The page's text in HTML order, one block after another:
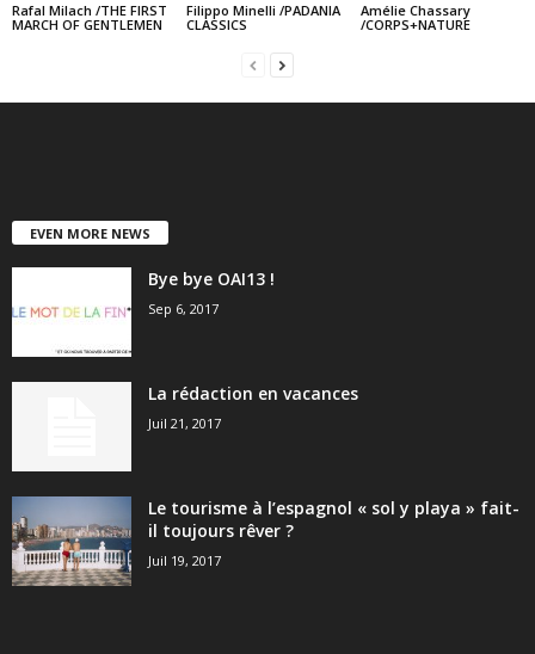
Rafal Milach /THE FIRST
MARCH OF GENTLEMEN
Filippo Minelli /PADANIA
CLASSICS
Amélie Chassary
/CORPS+NATURE
EVEN MORE NEWS
Bye bye OAI13 !
Sep 6, 2017
La rédaction en vacances
Juil 21, 2017
Le tourisme à l’espagnol « sol y playa » fait-
il toujours rêver ?
Juil 19, 2017